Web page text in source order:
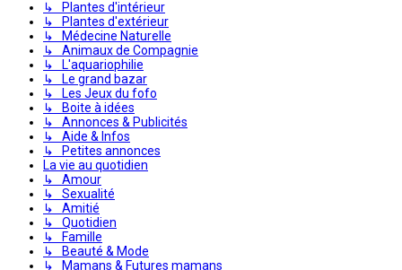
↳ Plantes d'intérieur
↳ Plantes d'extérieur
↳ Médecine Naturelle
↳ Animaux de Compagnie
↳ L'aquariophilie
↳ Le grand bazar
↳ Les Jeux du fofo
↳ Boite à idées
↳ Annonces & Publicités
↳ Aide & Infos
↳ Petites annonces
La vie au quotidien
↳ Amour
↳ Sexualité
↳ Amitié
↳ Quotidien
↳ Famille
↳ Beauté & Mode
↳ Mamans & Futures mamans